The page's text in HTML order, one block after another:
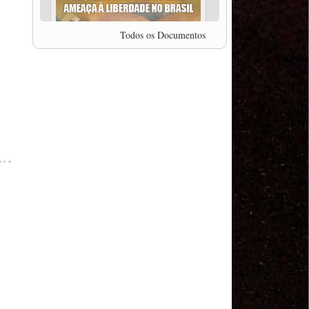
professor da Unisinos e Doutor em Ciências da
Comunicação da USP, Rafael Grohmann, que
coordena uma pesquisa internacional que visa
pressionar as plataformas digitais por melhores
Todos os Documentos